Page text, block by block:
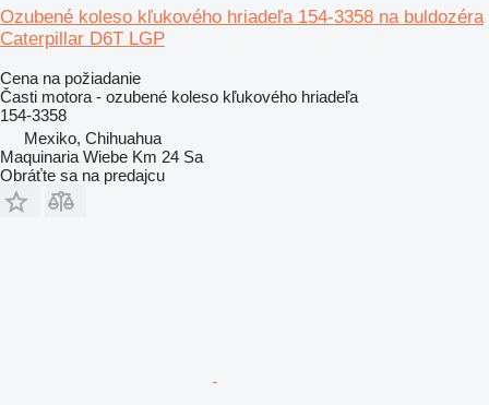
Ozubené koleso kľukového hriadeľa 154-3358 na buldozéra
Caterpillar D6T LGP
Cena na požiadanie
Časti motora - ozubené koleso kľukového hriadeľa
154-3358
Mexiko, Chihuahua
Maquinaria Wiebe Km 24 Sa
Obráťte sa na predajcu